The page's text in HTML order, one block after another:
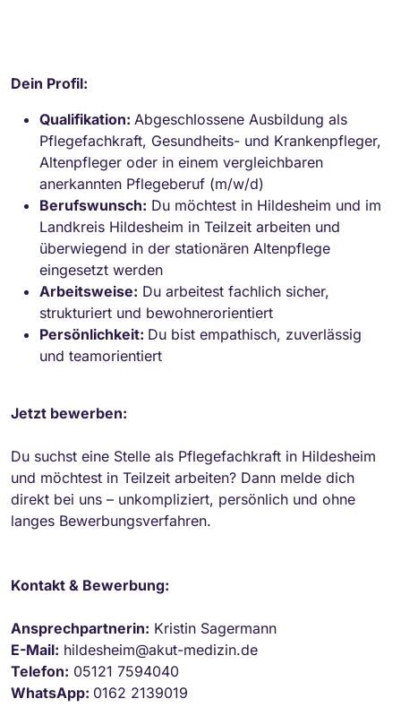
Dein Profil:
Qualifikation: Abgeschlossene Ausbildung als
Pflegefachkraft, Gesundheits- und Krankenpfleger,
Altenpfleger oder in einem vergleichbaren
anerkannten Pflegeberuf (m/w/d)
Berufswunsch: Du möchtest in Hildesheim und im
Landkreis Hildesheim in Teilzeit arbeiten und
überwiegend in der stationären Altenpflege
eingesetzt werden
Arbeitsweise: Du arbeitest fachlich sicher,
strukturiert und bewohnerorientiert
Persönlichkeit: Du bist empathisch, zuverlässig
und teamorientiert
Jetzt bewerben:
Du suchst eine Stelle als Pflegefachkraft in Hildesheim
und möchtest in Teilzeit arbeiten? Dann melde dich
direkt bei uns – unkompliziert, persönlich und ohne
langes Bewerbungsverfahren.
Kontakt & Bewerbung:
Ansprechpartnerin: Kristin Sagermann
E-Mail: hildesheim@akut-medizin.de
Telefon: 05121 7594040
WhatsApp: 0162 2139019